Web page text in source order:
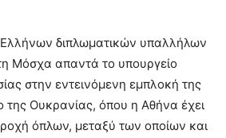
διπλωματικών υπαλλήλων
Μόσχα απαντά το υπουργείο
στην εντεινόμενη εμπλοκή της
Ουκρανίας, όπου η Αθήνα έχει
όπλων, μεταξύ των οποίων και